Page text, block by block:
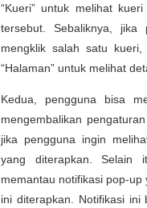
“Kueri” untuk melihat
tersebut. Sebaliknya,
mengklik salah satu
“Halaman” untuk melihat
Kedua, pengguna bisa
mengembalikan
jika pengguna ingin
yang diterapkan. Selain
memantau notifikasi pop-
ini diterapkan. Notifikasi ini